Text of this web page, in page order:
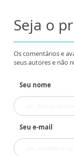
Seja o
Os comentários e
seus autores e não
Seu nome
Seu e-mail